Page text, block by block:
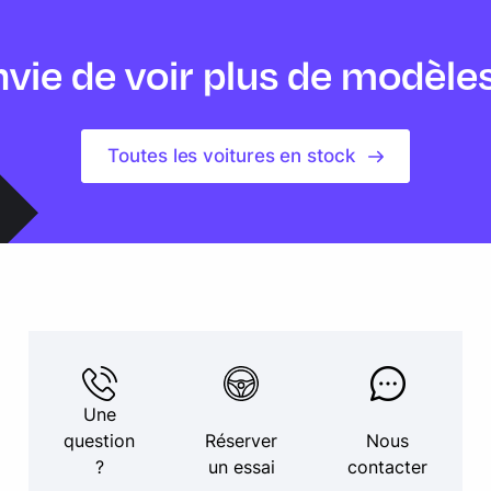
de voir plus de
Toutes les voitures en stock
Une
question
?
Réserver
un essai
Nous
contacter